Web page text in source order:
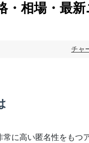
・相場・最
チャ
に高い匿名性をもつ